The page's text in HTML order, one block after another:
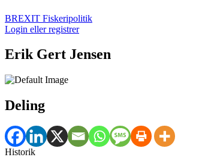
BREXIT Fiskeripolitik
Login eller registrer
Erik Gert Jensen
Deling
Historik